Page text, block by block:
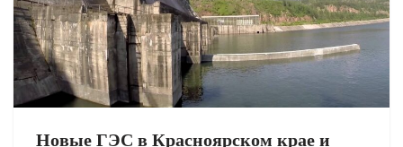
Новые ГЭС в Красноярском крае и